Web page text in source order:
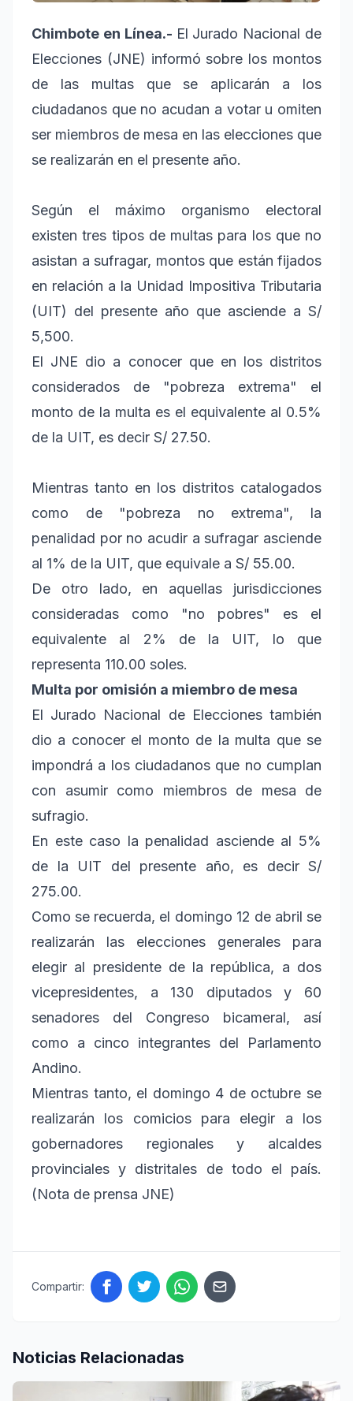
Chimbote en Línea.- El Jurado Nacional de
Elecciones (JNE) informó sobre los montos
de las multas que se aplicarán a los
ciudadanos que no acudan a votar u omiten
ser miembros de mesa en las elecciones que
se realizarán en el presente año.
Según el máximo organismo electoral
existen tres tipos de multas para los que no
asistan a sufragar, montos que están fijados
en relación a la Unidad Impositiva Tributaria
(UIT) del presente año que asciende a S/
5,500.
El JNE dio a conocer que en los distritos
considerados de "pobreza extrema" el
monto de la multa es el equivalente al 0.5%
de la UIT, es decir S/ 27.50.
Mientras tanto en los distritos catalogados
como de "pobreza no extrema", la
penalidad por no acudir a sufragar asciende
al 1% de la UIT, que equivale a S/ 55.00.
De otro lado, en aquellas jurisdicciones
consideradas como "no pobres" es el
equivalente al 2% de la UIT, lo que
representa 110.00 soles.
Multa por omisión a miembro de mesa
El Jurado Nacional de Elecciones también
dio a conocer el monto de la multa que se
impondrá a los ciudadanos que no cumplan
con asumir como miembros de mesa de
sufragio.
En este caso la penalidad asciende al 5%
de la UIT del presente año, es decir S/
275.00.
Como se recuerda, el domingo 12 de abril se
realizarán las elecciones generales para
elegir al presidente de la república, a dos
vicepresidentes, a 130 diputados y 60
senadores del Congreso bicameral, así
como a cinco integrantes del Parlamento
Andino.
Mientras tanto, el domingo 4 de octubre se
realizarán los comicios para elegir a los
gobernadores regionales y alcaldes
provinciales y distritales de todo el país.
(Nota de prensa JNE)
Compartir:
Noticias Relacionadas